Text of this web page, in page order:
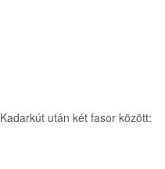
Kadarkút után két fasor között: